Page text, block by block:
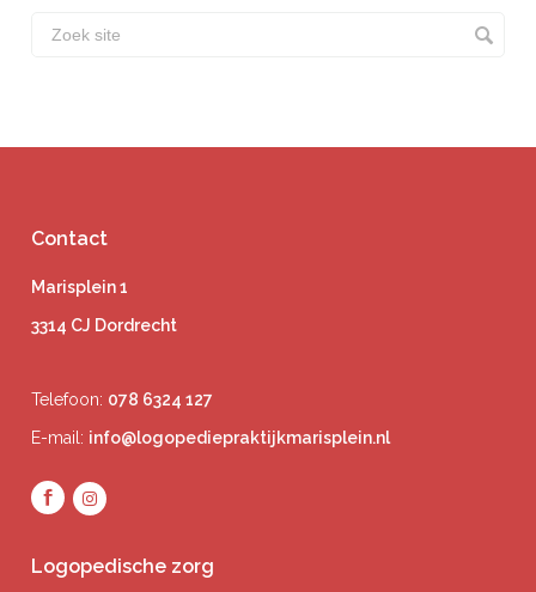
Contact
Marisplein 1
3314 CJ Dordrecht
Telefoon: 078 6324 127
E-mail: info@logopediepraktijkmarisplein.nl
Logopedische zorg